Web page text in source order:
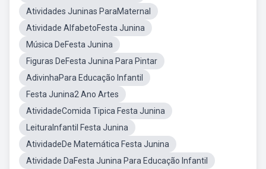
Atividades Juninas ParaMaternal
Atividade AlfabetoFesta Junina
Música DeFesta Junina
Figuras DeFesta Junina Para Pintar
AdivinhaPara Educação Infantil
Festa Junina2 Ano Artes
AtividadeComida Tipica Festa Junina
LeituraInfantil Festa Junina
AtividadeDe Matemática Festa Junina
Atividade DaFesta Junina Para Educação Infantil